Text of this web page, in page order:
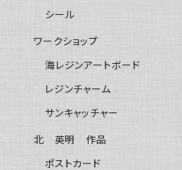
シール
ワークショップ
海レジンアートボード
レジンチャーム
サンキャッチャー
北 英明 作品
ポストカード